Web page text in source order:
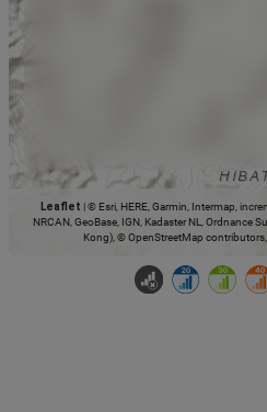
Leaflet |© Esri, HERE, Garmin, Intermap,
NRCAN, GeoBase, IGN, Kadaster NL, Ordnance
Kong), © OpenStreetMap